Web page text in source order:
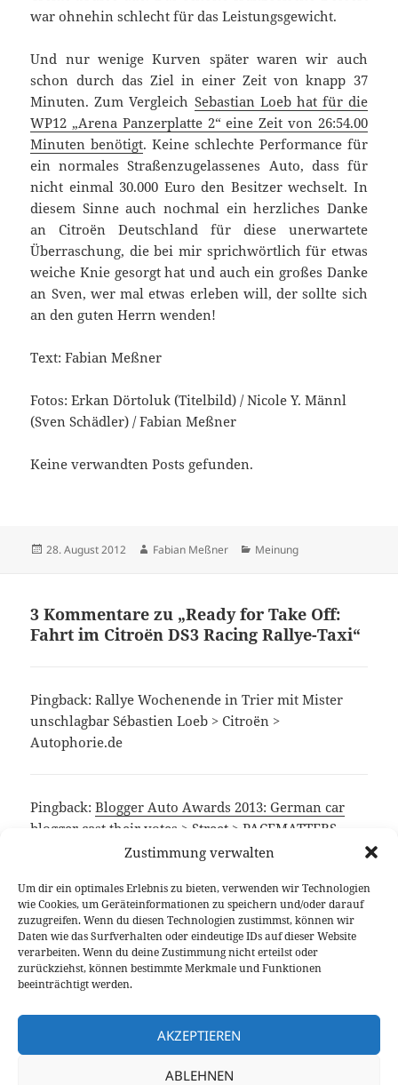
Zustimmung verwalten
Um dir ein optimales Erlebnis zu bieten, verwenden wir Technologien
wie Cookies, um Geräteinformationen zu speichern und/oder darauf
zuzugreifen. Wenn du diesen Technologien zustimmst, können wir
Daten wie das Surfverhalten oder eindeutige IDs auf dieser Website
verarbeiten. Wenn du deine Zustimmung nicht erteilst oder
zurückziehst, können bestimmte Merkmale und Funktionen
beeinträchtigt werden.
AKZEPTIEREN
ABLEHNEN
war ohnehin schlecht für das Leistungsgewicht.
Und nur wenige Kurven später waren wir auch
schon durch das Ziel in einer Zeit von knapp 37
Minuten. Zum Vergleich Sebastian Loeb hat für die
WP12 „Arena Panzerplatte 2“ eine Zeit von 26:54.00
Minuten benötigt. Keine schlechte Performance für
ein normales Straßenzugelassenes Auto, dass für
nicht einmal 30.000 Euro den Besitzer wechselt. In
diesem Sinne auch nochmal ein herzliches Danke
an Citroën Deutschland für diese unerwartete
Überraschung, die bei mir sprichwörtlich für etwas
weiche Knie gesorgt hat und auch ein großes Danke
an Sven, wer mal etwas erleben will, der sollte sich
an den guten Herrn wenden!
Text: Fabian Meßner
Fotos: Erkan Dörtoluk (Titelbild) / Nicole Y. Männl
(Sven Schädler) / Fabian Meßner
Keine verwandten Posts gefunden.
Veröffentlicht
28. August 2012 Autor
Fabian Meßner Kategorien
Meinung
3 Kommentare zu „Ready for Take Off:
Fahrt im Citroën DS3 Racing Rallye-Taxi“
Pingback: Rallye Wochenende in Trier mit Mister
unschlagbar Sébastien Loeb > Citroën >
Autophorie.de
Pingback:Blogger Auto Awards 2013: German car
blogger cast their votes > Street > PACEMATTERS
Pingback:Eiskratzen in Finnland: Michelin Winter
Experience > Events > Fahren auf Eis und Schnee,
Iceaction, Michelin Alpin5 > Autophorie.de
Beitragsnavigation